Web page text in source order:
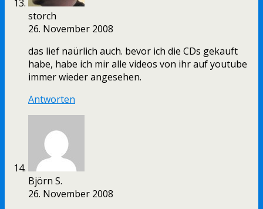
storch
26. November 2008
das lief naürlich auch. bevor ich die CDs gekauft
habe, habe ich mir alle videos von ihr auf youtube
immer wieder angesehen.
Antworten
Björn S.
26. November 2008